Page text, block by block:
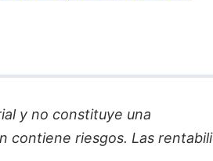
y no constituye una
contiene riesgos. Las